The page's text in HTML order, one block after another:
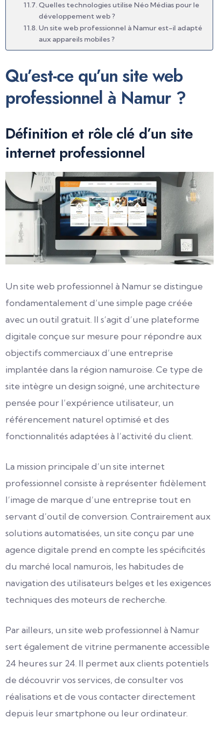
Quelles technologies utilise Néo Médias pour le
développement web ?
Un site web professionnel à Namur est-il adapté
aux appareils mobiles ?
Qu’est-ce qu’un site web
professionnel à Namur ?
Définition et rôle clé d’un site
internet professionnel
Un site web professionnel à Namur se distingue
fondamentalement d’une simple page créée
avec un outil gratuit. Il s’agit d’une plateforme
digitale conçue sur mesure pour répondre aux
objectifs commerciaux d’une entreprise
implantée dans la région namuroise. Ce type de
site intègre un design soigné, une architecture
pensée pour l’expérience utilisateur, un
référencement naturel optimisé et des
fonctionnalités adaptées à l’activité du client.
La mission principale d’un site internet
professionnel consiste à représenter fidèlement
l’image de marque d’une entreprise tout en
servant d’outil de conversion. Contrairement aux
solutions automatisées, un site conçu par une
agence digitale prend en compte les spécificités
du marché local namurois, les habitudes de
navigation des utilisateurs belges et les exigences
techniques des moteurs de recherche.
Par ailleurs, un site web professionnel à Namur
sert également de vitrine permanente accessible
24 heures sur 24. Il permet aux clients potentiels
de découvrir vos services, de consulter vos
réalisations et de vous contacter directement
depuis leur smartphone ou leur ordinateur.